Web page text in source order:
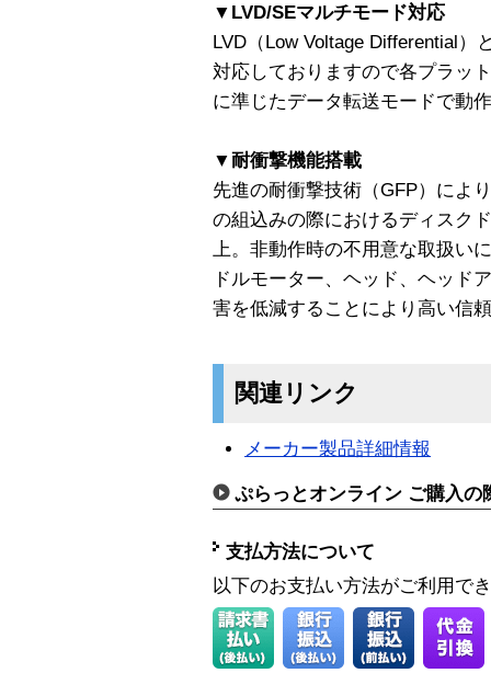
▼LVD/SEマルチモード対応
LVD（Low Voltage Differential）
対応しておりますので各プラッ
に準じたデータ転送モードで動
▼耐衝撃機能搭載
先進の耐衝撃技術（GFP）によ
の組込みの際におけるディスク
上。非動作時の不用意な取扱い
ドルモーター、ヘッド、ヘッド
害を低減することにより高い信
関連リンク
メーカー製品詳細情報
ぷらっとオンライン ご購入の
支払方法について
以下のお支払い方法がご利用で